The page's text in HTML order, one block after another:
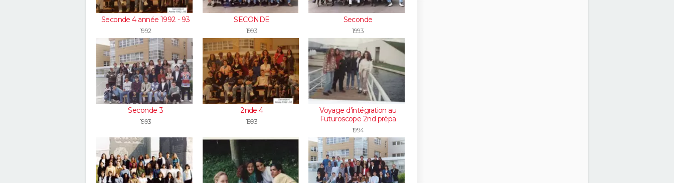
Seconde 4 année 1992 - 93
1992
SECONDE
1993
Seconde
1993
Seconde 3
1993
2nde 4
1993
Voyage d'intégration au
Futuroscope 2nd prépa
1994